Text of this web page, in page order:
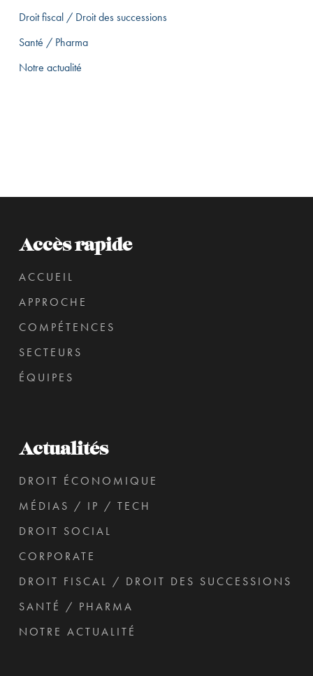
Droit fiscal / Droit des successions
Santé / Pharma
Notre actualité
Accès rapide
ACCUEIL
APPROCHE
COMPÉTENCES
SECTEURS
ÉQUIPES
Actualités
DROIT ÉCONOMIQUE
MÉDIAS / IP / TECH
DROIT SOCIAL
CORPORATE
DROIT FISCAL / DROIT DES SUCCESSIONS
SANTÉ / PHARMA
NOTRE ACTUALITÉ